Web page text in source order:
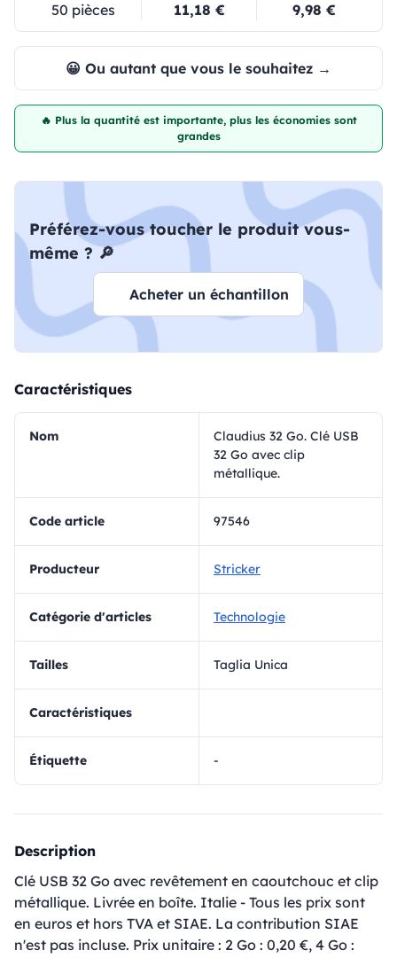
50 pièces 11,18 € 9,98 €
😀 Ou autant que vous le souhaitez →
🔥 Plus la quantité est importante, plus les économies sont
grandes
Préférez-vous toucher le produit vous-
même ? 🔎
Acheter un échantillon
Caractéristiques
Nom
Claudius 32 Go. Clé USB
32 Go avec clip
métallique.
Code article 97546
Producteur Stricker
Catégorie d'articles Technologie
Tailles Taglia Unica
Caractéristiques
Étiquette -
Description
Clé USB 32 Go avec revêtement en caoutchouc et clip
métallique. Livrée en boîte. Italie - Tous les prix sont
en euros et hors TVA et SIAE. La contribution SIAE
n'est pas incluse. Prix unitaire : 2 Go : 0,20 €, 4 Go :